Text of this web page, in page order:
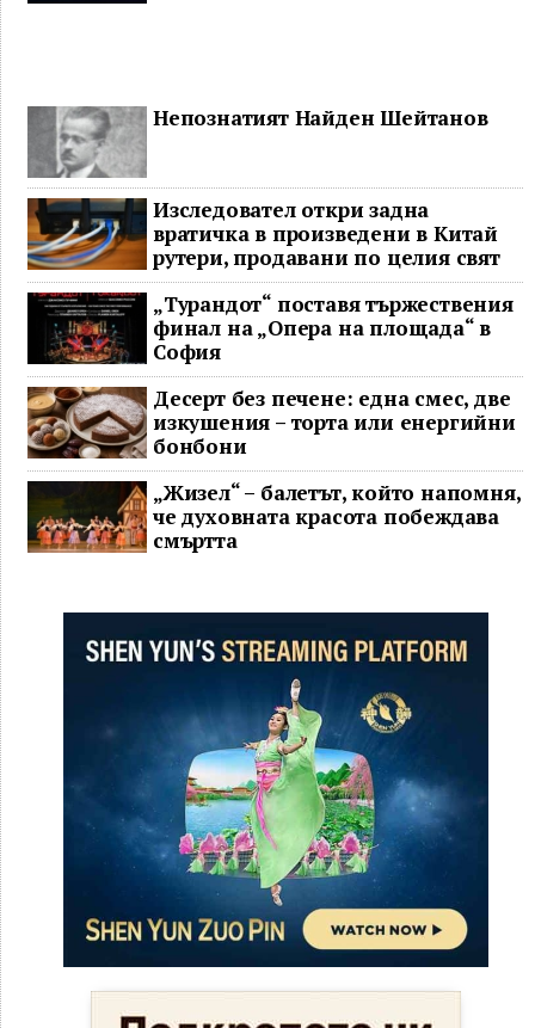
Непознатият Найден Шейтанов
Изследовател откри задна
вратичка в произведени в Китай
рутери, продавани по целия свят
„Турандот“ поставя тържествения
финал на „Опера на площада“ в
София
Десерт без печене: една смес, две
изкушения – торта или енергийни
бонбони
„Жизел“ – балетът, който напомня,
че духовната красота побеждава
смъртта